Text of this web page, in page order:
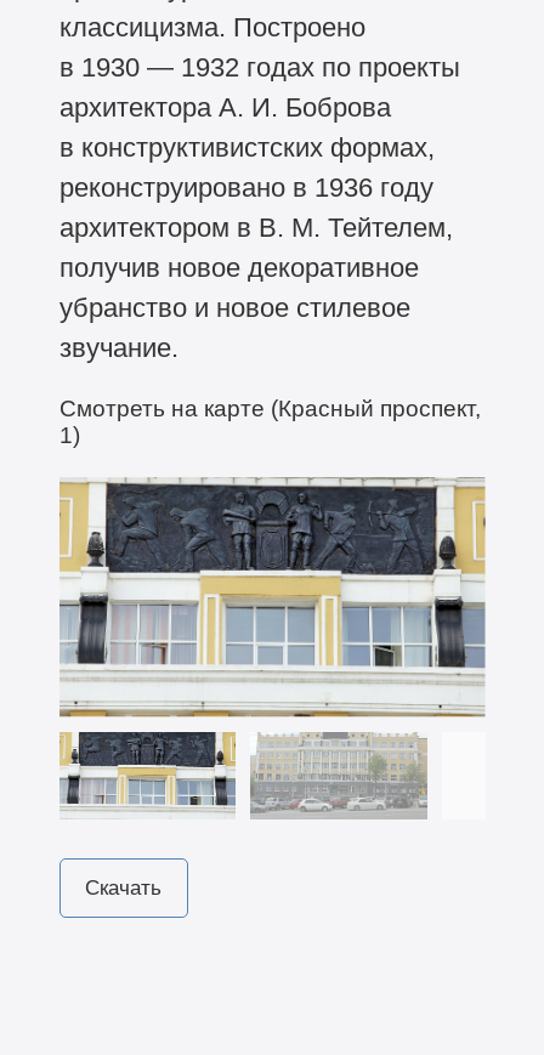
классицизма. Построено
в 1930 — 1932 годах по проекты
архитектора А. И. Боброва
в конструктивистских формах,
реконструировано в 1936 году
архитектором в В. М. Тейтелем,
получив новое декоративное
убранство и новое стилевое
звучание.
Смотреть на карте (Красный проспект,
1)
Скачать